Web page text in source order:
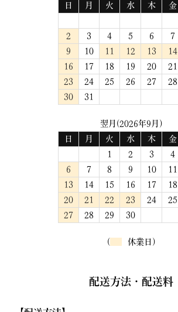
日
月 火 水 木 金
2
3 4 5 6 7
9
10 11 12 13 14
16
17 18 19 20 21
23
24 25 26 27 28
30
31
翌月(2026年9月)
日
月 火 水 木 金
1
2 3 4
6
7 8 9 10 11
13
14 15 16 17 18
20
21 22 23 24 25
27
28 29 30
( 休業日)
配送方法・配送料